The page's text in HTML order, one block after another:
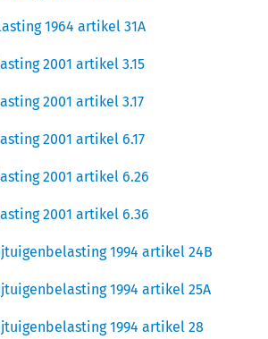
1964 artikel 31A
2001 artikel 3.15
2001 artikel 3.17
2001 artikel 6.17
2001 artikel 6.26
2001 artikel 6.36
1994 artikel 24B
1994 artikel 25A
1994 artikel 28